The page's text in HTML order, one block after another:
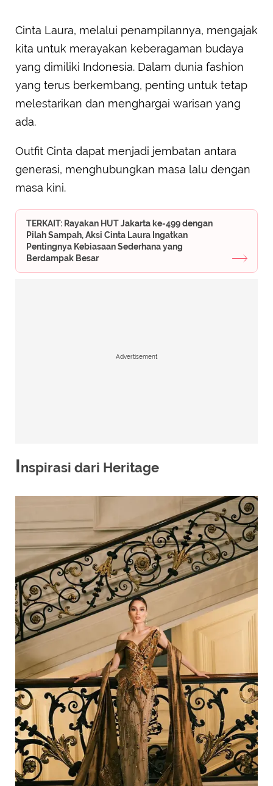
Cinta Laura, melalui penampilannya, mengajak
kita untuk merayakan keberagaman budaya
yang dimiliki Indonesia. Dalam dunia fashion
yang terus berkembang, penting untuk tetap
melestarikan dan menghargai warisan yang
ada.
Outfit Cinta dapat menjadi jembatan antara
generasi, menghubungkan masa lalu dengan
masa kini.
TERKAIT: Rayakan HUT Jakarta ke-499 dengan
Pilah Sampah, Aksi Cinta Laura Ingatkan
Pentingnya Kebiasaan Sederhana yang
Berdampak Besar
Advertisement
Inspirasi dari Heritage